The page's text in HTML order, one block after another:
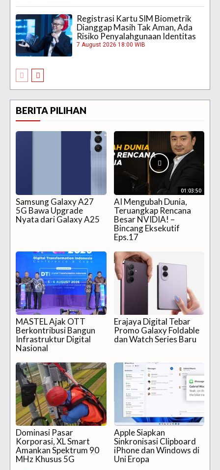
Registrasi Kartu SIM Biometrik
Dianggap Masih Tak Aman, Ada
Risiko Penyalahgunaan Identitas
7 August 2026 18:00 WIB
BERITA PILIHAN
Samsung Galaxy A27
5G Bawa Upgrade
Nyata dari Galaxy A25
01:03:50
AI Mengubah Dunia,
Teruangkap Rencana
Besar NVIDIA! –
Bincang Eksekutif
Eps.17
MASTEL Ajak OTT
Berkontribusi Bangun
Infrastruktur Digital
Nasional
Erajaya Digital Tebar
Promo Galaxy Foldable
dan Watch Series Baru
Dominasi Pasar
Korporasi, XL Smart
Amankan Spektrum 90
MHz Khusus 5G
Apple Siapkan
Sinkronisasi Clipboard
iPhone dan Windows di
Uni Eropa